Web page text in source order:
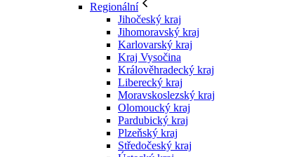
Regionální
Jihočeský kraj
Jihomoravský kraj
Karlovarský kraj
Kraj Vysočina
Králověhradecký kraj
Liberecký kraj
Moravskoslezský kraj
Olomoucký kraj
Pardubický kraj
Plzeňský kraj
Středočeský kraj